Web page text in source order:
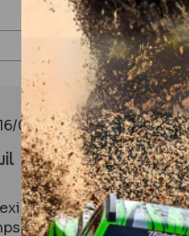
Avec les médias
Date
de
publication
07/19
à la